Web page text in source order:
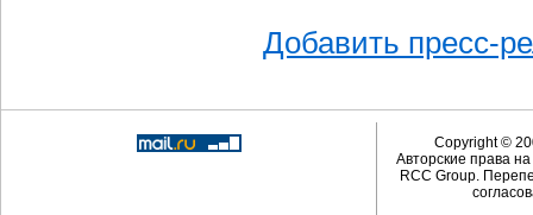
Добавить пресс-
Copyright ©
Авторские права
RCC Group.